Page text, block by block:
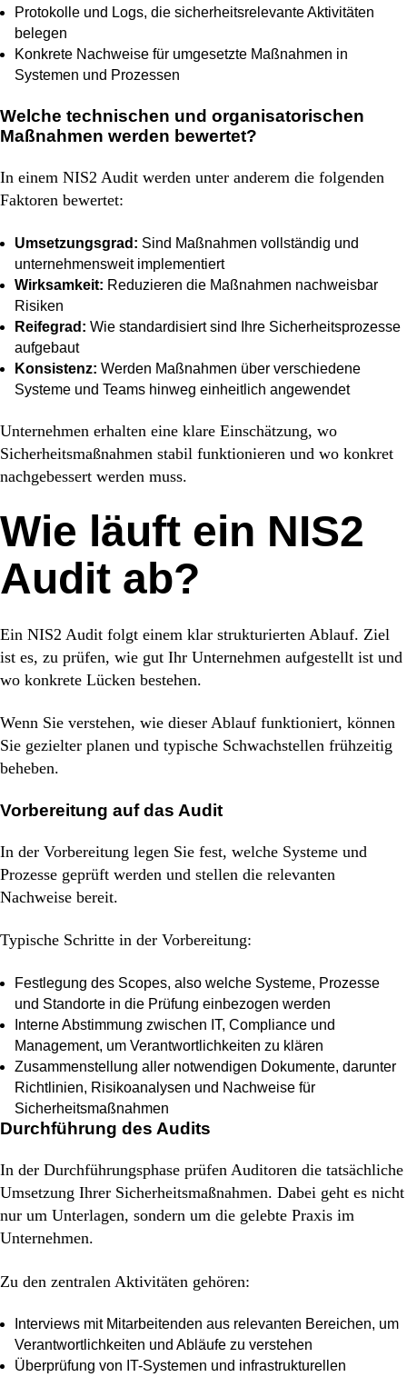
Protokolle und Logs, die sicherheitsrelevante Aktivitäten
belegen
Konkrete Nachweise für umgesetzte Maßnahmen in
Systemen und Prozessen
Welche technischen und organisatorischen
Maßnahmen werden bewertet?
In einem NIS2 Audit werden unter anderem die folgenden
Faktoren bewertet:
Umsetzungsgrad: Sind Maßnahmen vollständig und
unternehmensweit implementiert
Wirksamkeit: Reduzieren die Maßnahmen nachweisbar
Risiken
Reifegrad: Wie standardisiert sind Ihre Sicherheitsprozesse
aufgebaut
Konsistenz: Werden Maßnahmen über verschiedene
Systeme und Teams hinweg einheitlich angewendet
Unternehmen erhalten eine klare Einschätzung, wo
Sicherheitsmaßnahmen stabil funktionieren und wo konkret
nachgebessert werden muss.
Wie läuft ein NIS2
Audit ab?
Ein NIS2 Audit folgt einem klar strukturierten Ablauf. Ziel
ist es, zu prüfen, wie gut Ihr Unternehmen aufgestellt ist und
wo konkrete Lücken bestehen.
Wenn Sie verstehen, wie dieser Ablauf funktioniert, können
Sie gezielter planen und typische Schwachstellen frühzeitig
beheben.
Vorbereitung auf das Audit
In der Vorbereitung legen Sie fest, welche Systeme und
Prozesse geprüft werden und stellen die relevanten
Nachweise bereit.
Typische Schritte in der Vorbereitung:
Festlegung des Scopes, also welche Systeme, Prozesse
und Standorte in die Prüfung einbezogen werden
Interne Abstimmung zwischen IT, Compliance und
Management, um Verantwortlichkeiten zu klären
Zusammenstellung aller notwendigen Dokumente, darunter
Richtlinien, Risikoanalysen und Nachweise für
Sicherheitsmaßnahmen
Durchführung des Audits
In der Durchführungsphase prüfen Auditoren die tatsächliche
Umsetzung Ihrer Sicherheitsmaßnahmen. Dabei geht es nicht
nur um Unterlagen, sondern um die gelebte Praxis im
Unternehmen.
Zu den zentralen Aktivitäten gehören:
Interviews mit Mitarbeitenden aus relevanten Bereichen, um
Verantwortlichkeiten und Abläufe zu verstehen
Überprüfung von IT-Systemen und infrastrukturellen